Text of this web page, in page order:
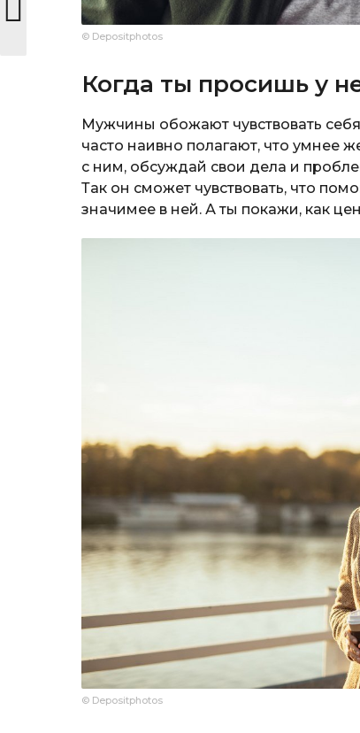
© Depositphotos
Когда ты просишь у
Мужчины обожают чувствовать
часто наивно полагают, что умнее
с ним, обсуждай свои дела и
Так он сможет чувствовать, что
значимее в ней. А ты покажи, как
© Depositphotos